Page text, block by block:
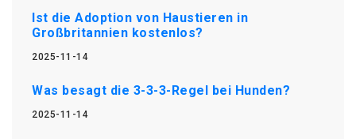
Ist die Adoption von Haustieren in
Großbritannien kostenlos?
2025-11-14
Was besagt die 3-3-3-Regel bei Hunden?
2025-11-14